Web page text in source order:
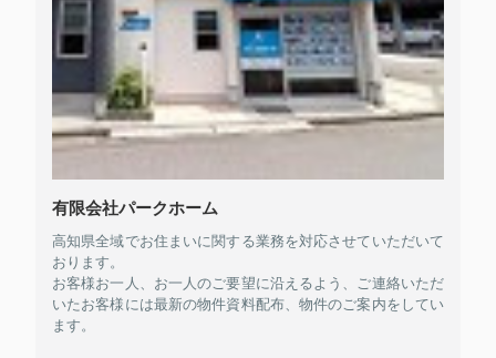
有限会社パークホーム
高知県全域でお住まいに関する業務を対応させていただいて
おります。
お客様お一人、お一人のご要望に沿えるよう、ご連絡いただ
いたお客様には最新の物件資料配布、物件のご案内をしてい
ます。